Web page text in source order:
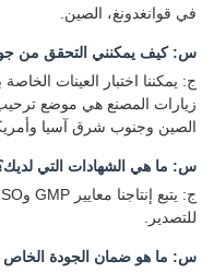
في قوانغدونغ، الصين.
س: كيف يمكنني التحقق من
ج: يمكننا اختبار العينات
زيارات المصنع هي موضع
الصين وجنوب شرق آسيا وأمريكا
س: ما هي الشهادات التي
للتصدير.
س: ما هو ضمان الجودة الخاص